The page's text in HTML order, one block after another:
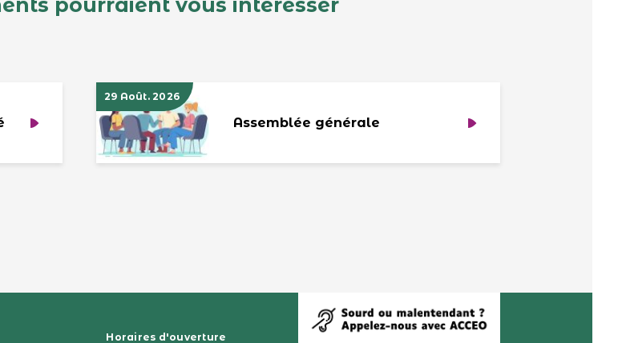
29 Août. 2026
Assemblée générale
Horaires d'ouverture